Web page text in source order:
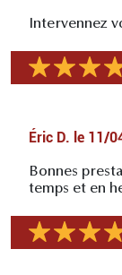
Intervennez
Éric D. le 11/
Bonnes
temps et en